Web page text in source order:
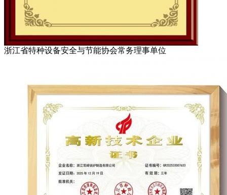
浙江省特种设备安全与节能协会常务理事单位